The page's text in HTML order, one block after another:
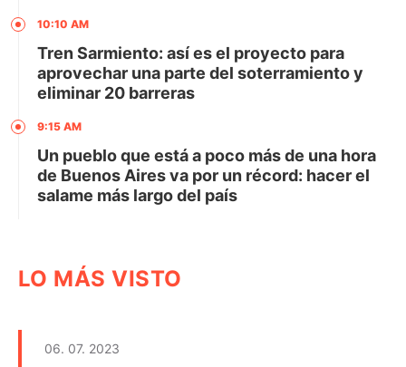
10:10 AM
Tren Sarmiento: así es el proyecto para
aprovechar una parte del soterramiento y
eliminar 20 barreras
9:15 AM
Un pueblo que está a poco más de una hora
de Buenos Aires va por un récord: hacer el
salame más largo del país
LO MÁS VISTO
06. 07. 2023